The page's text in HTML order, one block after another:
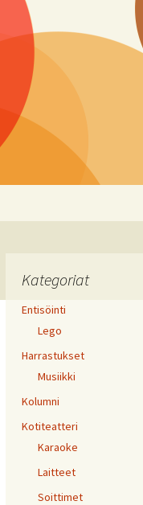
Kategoriat
Entisöinti
Lego
Harrastukset
Musiikki
Kolumni
Kotiteatteri
Karaoke
Laitteet
Soittimet